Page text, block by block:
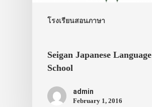
โรงเรียนสอนภาษา
Seigan Japanese Language
School
admin
February 1, 2016